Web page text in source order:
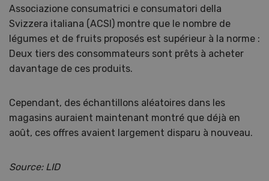
Associazione consumatrici e consumatori della
Svizzera italiana (ACSI) montre que le nombre de
légumes et de fruits proposés est supérieur à la norme :
Deux tiers des consommateurs sont prêts à acheter
davantage de ces produits.
Cependant, des échantillons aléatoires dans les
magasins auraient maintenant montré que déjà en
août, ces offres avaient largement disparu à nouveau.
Source: LID